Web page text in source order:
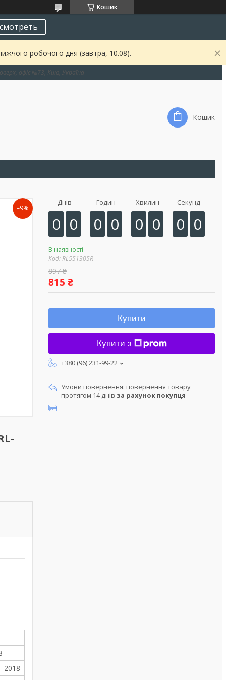
Кошик
робочого дня (завтра, 10.08).
офіс №73, Київ, Україна
Кошик
–9%
2018
Днів
0 0
Годин
0 0
Хвилин
0 0
Секунд
0 0
В наявності
Код:RL551305R
897 ₴
815 ₴
Купити
Купити з
+380 (96) 231-99-22
повернення товару
протягом 14 днів за рахунок покупця